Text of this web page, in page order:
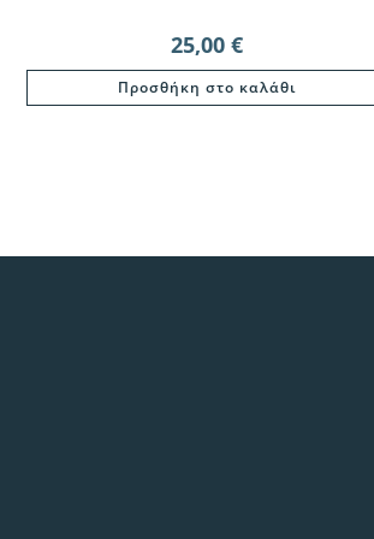
25,00€
Προσθήκη στο καλάθι